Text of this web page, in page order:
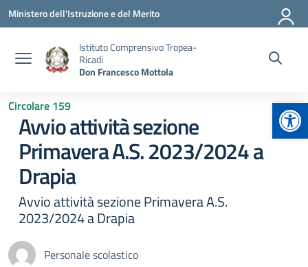
Vai ai contenuti
Vai al menu di navigazione
Vai al footer
Ministero dell'Istruzione e del Merito
Istituto Comprensivo Tropea-
Ricadi
Don Francesco Mottola
Circolare 159
Avvio attività sezione
Primavera A.S. 2023/2024 a
Drapia
Avvio attività sezione Primavera A.S.
2023/2024 a Drapia
Personale scolastico